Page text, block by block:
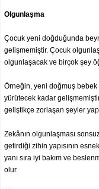
Olgunlaşma
Çocuk yeni doğduğunda
gelişmemiştir. Çocuk
olgunlaşacak ve birçok şey
Örneğin, yeni doğmuş
yürütecek kadar
geliştikçe zorlaşan şeyler
Zekânın olgunlaşması
getirdiği zihin yapısının
yanı sıra iyi bakım ve
olur.